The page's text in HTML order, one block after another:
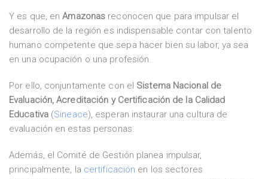
Y es que, enAmazonas reconocen que para impulsar el
desarrollo de la región es indispensable contar con talento
humano competente que sepa hacer bien su labor, ya sea
en una ocupación o una profesión.
Por ello, conjuntamente con el Sistema Nacional de
Evaluación, Acreditación y Certificación de la Calidad
Educativa(Sineace), esperan instaurar una cultura de
evaluación en estas personas.
Además, el Comité de Gestión planea impulsar,
principalmente, la certificación en los sectores